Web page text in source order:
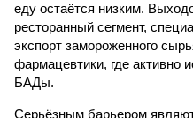
еду остаётся низким.
ресторанный сегмент,
экспорт замороженного
фармацевтики, где активно
БАДы.
Серьёзным барьером